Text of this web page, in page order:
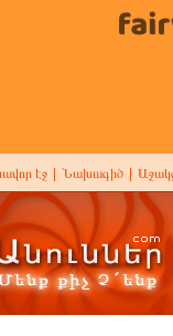
էջ Նախագիծ